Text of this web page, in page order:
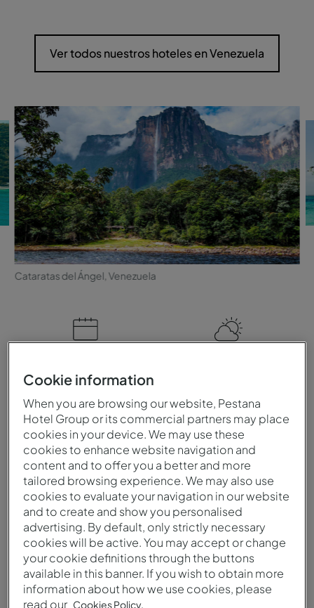
Ver todos nuestros hoteles en Venezuela
Cataratas del Ángel, Venezuela
cualquier época del año.
La estación seca es ideal
para quienes desean
disfrutar de las playas y
parques naturales. La
temporada de lluvias trae
paisajes exuberantes y
cascadas increíbles.
tropical con altas
temperaturas y humedad;
tiene una estación seca,
con clima cálido y menos
lluvia, y una estación
lluviosa con
precipitaciones
abundantes.
Idioma Moneda
Cookie information
When you are browsing our website, Pestana
Hotel Group or its commercial partners may place
cookies in your device. We may use these
cookies to enhance website navigation and
content and to offer you a better and more
tailored browsing experience. We may also use
cookies to evaluate your navigation in our website
and to create and show you personalised
advertising. By default, only strictly necessary
cookies will be active. You may accept or change
your cookie definitions through the buttons
available in this banner. If you wish to obtain more
information about how we use cookies, please
read our Cookies Policy.